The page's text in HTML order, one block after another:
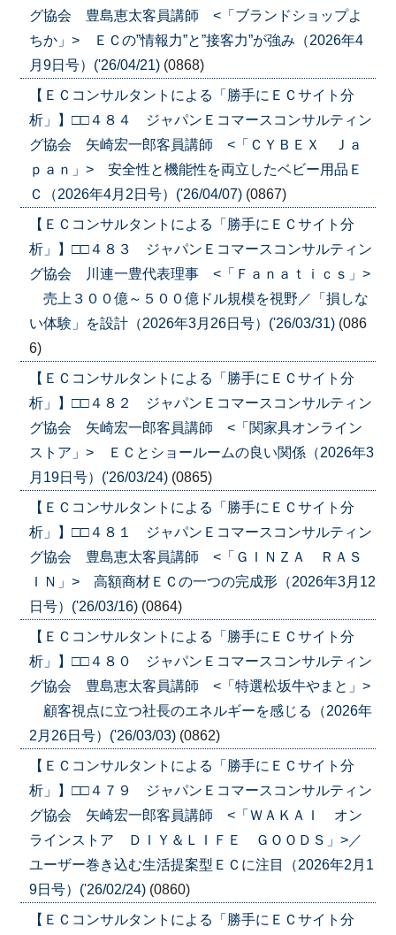
グ協会 豊島恵太客員講師 <「ブランドショップよ
ちか」> ＥＣの”情報力”と”接客力”が強み（2026年4
月9日号）('26/04/21) (0868)
【ＥＣコンサルタントによる「勝手にＥＣサイト分
析」】□□４８４ ジャパンＥコマースコンサルティン
グ協会 矢崎宏一郎客員講師 <「ＣＹＢＥＸ Ｊａ
ｐａｎ」> 安全性と機能性を両立したベビー用品Ｅ
Ｃ（2026年4月2日号）('26/04/07) (0867)
【ＥＣコンサルタントによる「勝手にＥＣサイト分
析」】□□４８３ ジャパンＥコマースコンサルティン
グ協会 川連一豊代表理事 <「Ｆａｎａｔｉｃｓ」>
売上３００億～５００億ドル規模を視野／「損しな
い体験」を設計（2026年3月26日号）('26/03/31) (086
6)
【ＥＣコンサルタントによる「勝手にＥＣサイト分
析」】□□４８２ ジャパンＥコマースコンサルティン
グ協会 矢崎宏一郎客員講師 <「関家具オンライン
ストア」> ＥＣとショールームの良い関係（2026年3
月19日号）('26/03/24) (0865)
【ＥＣコンサルタントによる「勝手にＥＣサイト分
析」】□□４８１ ジャパンＥコマースコンサルティン
グ協会 豊島恵太客員講師 <「ＧＩＮＺＡ ＲＡＳ
ＩＮ」> 高額商材ＥＣの一つの完成形（2026年3月12
日号）('26/03/16) (0864)
【ＥＣコンサルタントによる「勝手にＥＣサイト分
析」】□□４８０ ジャパンＥコマースコンサルティン
グ協会 豊島恵太客員講師 <「特選松坂牛やまと」>
顧客視点に立つ社長のエネルギーを感じる（2026年
2月26日号）('26/03/03) (0862)
【ＥＣコンサルタントによる「勝手にＥＣサイト分
析」】□□４７９ ジャパンＥコマースコンサルティン
グ協会 矢崎宏一郎客員講師 <「ＷＡＫＡＩ オン
ラインストア ＤＩＹ＆ＬＩＦＥ ＧＯＯＤＳ」>／
ユーザー巻き込む生活提案型ＥＣに注目（2026年2月1
9日号）('26/02/24) (0860)
【ＥＣコンサルタントによる「勝手にＥＣサイト分